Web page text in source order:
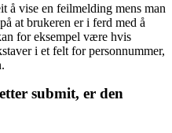
å vise en feilmelding mens man
at brukeren er i ferd med å
for eksempel være hvis
i et felt for personnummer,
submit, er den